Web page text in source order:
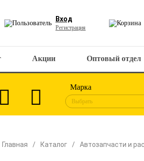
Вход
Регистрация
Акции Оптовый отдел
Марка
Выбрать
Главная Каталог Автозапчасти и